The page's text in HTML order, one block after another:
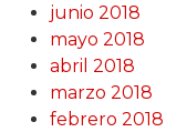
junio 2018
mayo 2018
abril 2018
marzo 2018
febrero 2018